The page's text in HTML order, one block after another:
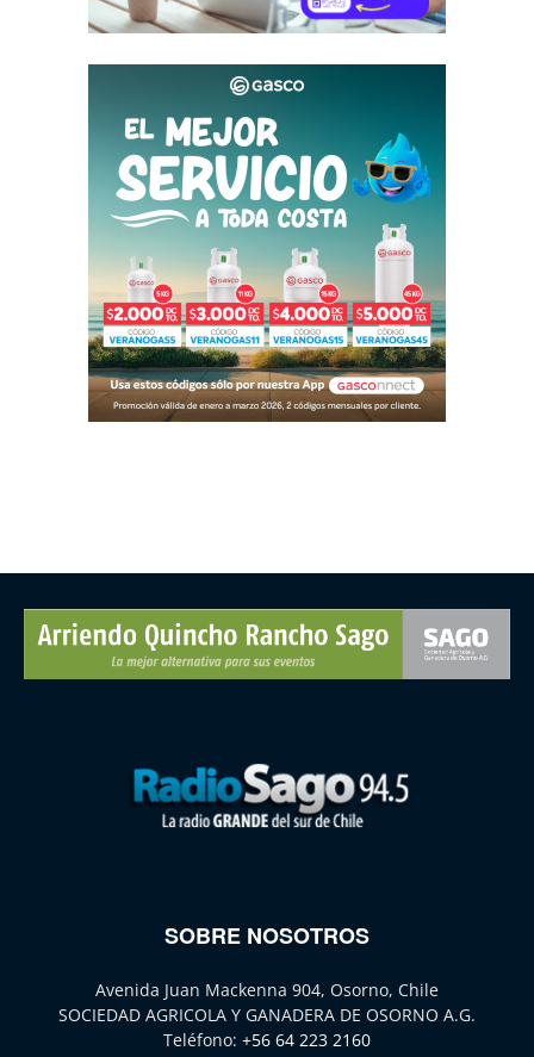
SOBRE NOSOTROS
Avenida Juan Mackenna 904, Osorno, Chile
SOCIEDAD AGRICOLA Y GANADERA DE OSORNO A.G.
Teléfono: +56 64 223 2160